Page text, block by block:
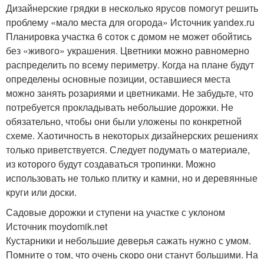
Дизайнерские грядки в несколько ярусов помогут решить
проблему «мало места для огорода» Источник yandex.ru
Планировка участка 6 соток с домом не может обойтись
без «живого» украшения. Цветники можно равномерно
распределить по всему периметру. Когда на плане будут
определены основные позиции, оставшиеся места
можно занять розариями и цветниками. Не забудьте, что
потребуется прокладывать небольшие дорожки. Не
обязательно, чтобы они были уложены по конкретной
схеме. Хаотичность в некоторых дизайнерских решениях
только приветствуется. Следует подумать о материале,
из которого будут создаваться тропинки. Можно
использовать не только плитку и камни, но и деревянные
круги или доски.
Садовые дорожки и ступени на участке с уклоном
Источник moydomik.net
Кустарники и небольшие деверья сажать нужно с умом.
Помните о том, что очень скоро они станут большими. На